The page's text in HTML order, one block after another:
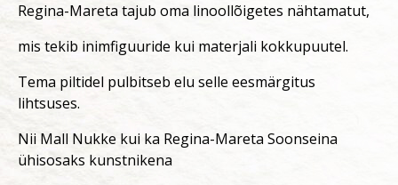
Regina-Mareta tajub oma linoollõigetes nähtamatut,
mis tekib inimfiguuride kui materjali kokkupuutel.
Tema piltidel pulbitseb elu selle eesmärgitus
lihtsuses.
Nii Mall Nukke kui ka Regina-Mareta Soonseina
ühisosaks kunstnikena